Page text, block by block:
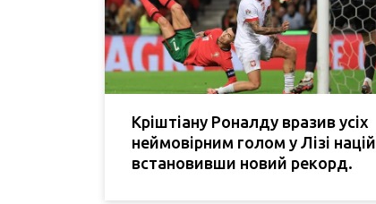
Кріштіану Роналду вразив усіх
неймовірним голом у Лізі націй,
встановивши новий рекорд.